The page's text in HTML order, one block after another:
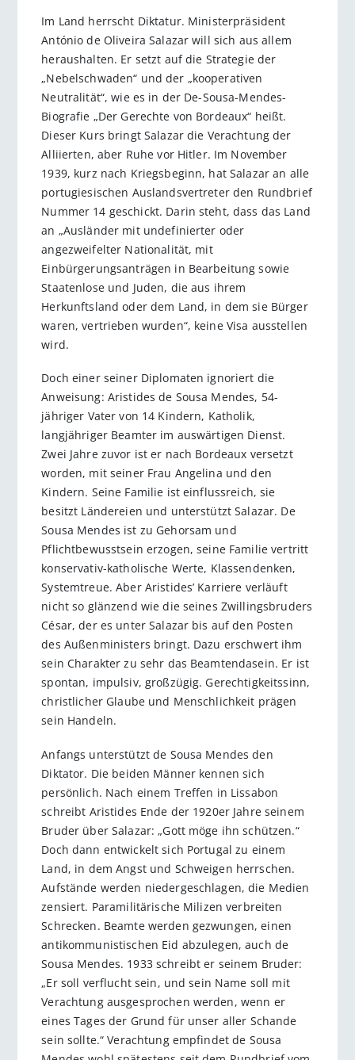
Im Land herrscht Diktatur. Ministerpräsident
António de Oliveira Salazar will sich aus allem
heraushalten. Er setzt auf die Strategie der
„Nebelschwaden“ und der „kooperativen
Neutralität“, wie es in der De-Sousa-Mendes-
Biografie „Der Gerechte von Bordeaux“ heißt.
Dieser Kurs bringt Salazar die Verachtung der
Alliierten, aber Ruhe vor Hitler. Im November
1939, kurz nach Kriegsbeginn, hat Salazar an alle
portugiesischen Auslandsvertreter den Rundbrief
Nummer 14 geschickt. Darin steht, dass das Land
an „Ausländer mit undefinierter oder
angezweifelter Nationalität, mit
Einbürgerungsanträgen in Bearbeitung sowie
Staatenlose und Juden, die aus ihrem
Herkunftsland oder dem Land, in dem sie Bürger
waren, vertrieben wurden“, keine Visa ausstellen
wird.
Doch einer seiner Diplomaten ignoriert die
Anweisung: Aristides de Sousa Mendes, 54-
jähriger Vater von 14 Kindern, Katholik,
langjähriger Beamter im auswärtigen Dienst.
Zwei Jahre zuvor ist er nach Bordeaux versetzt
worden, mit seiner Frau Angelina und den
Kindern. Seine Familie ist einflussreich, sie
besitzt Ländereien und unterstützt Salazar. De
Sousa Mendes ist zu Gehorsam und
Pflichtbewusstsein erzogen, seine Familie vertritt
konservativ-katholische Werte, Klassendenken,
Systemtreue. Aber Aristides’ Karriere verläuft
nicht so glänzend wie die seines Zwillingsbruders
César, der es unter Salazar bis auf den Posten
des Außenministers bringt. Dazu erschwert ihm
sein Charakter zu sehr das Beamtendasein. Er ist
spontan, impulsiv, großzügig. Gerechtigkeitssinn,
christlicher Glaube und Menschlichkeit prägen
sein Handeln.
Anfangs unterstützt de Sousa Mendes den
Diktator. Die beiden Männer kennen sich
persönlich. Nach einem Treffen in Lissabon
schreibt Aristides Ende der 1920er Jahre seinem
Bruder über Salazar: „Gott möge ihn schützen.“
Doch dann entwickelt sich Portugal zu einem
Land, in dem Angst und Schweigen herrschen.
Aufstände werden niedergeschlagen, die Medien
zensiert. Paramilitärische Milizen verbreiten
Schrecken. Beamte werden gezwungen, einen
antikommunistischen Eid abzulegen, auch de
Sousa Mendes. 1933 schreibt er seinem Bruder:
„Er soll verflucht sein, und sein Name soll mit
Verachtung ausgesprochen werden, wenn er
eines Tages der Grund für unser aller Schande
sein sollte.“ Verachtung empfindet de Sousa